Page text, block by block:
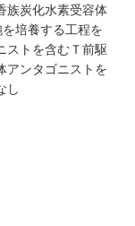
族炭化水素受容体
培養する工程を
ストを含むＴ前駆
アンタゴニストを
し